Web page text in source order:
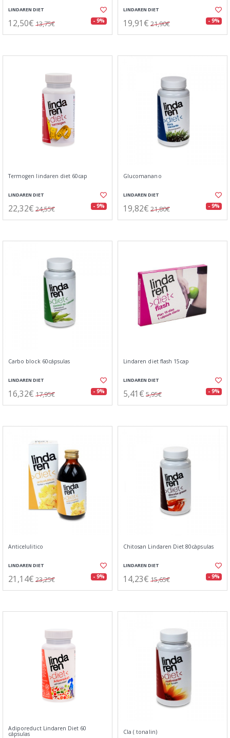
LINDAREN DIET
12,50€ 13,75€ - 9%
LINDAREN DIET
19,91€ 21,90€ - 9%
Termogen lindaren diet 60cap
LINDAREN DIET
22,32€ 24,55€ - 9%
Glucomanano
LINDAREN DIET
19,82€ 21,80€ - 9%
Carbo block 60cápsulas
LINDAREN DIET
16,32€ 17,95€ - 9%
Lindaren diet flash 15cap
LINDAREN DIET
5,41€ 5,95€ - 9%
Anticelulitico
LINDAREN DIET
21,14€ 23,25€ - 9%
Chitosan Lindaren Diet 80càpsulas
LINDAREN DIET
14,23€ 15,65€ - 9%
Adiporeduct Lindaren Diet 60
cápsulas Cla ( tonalin)